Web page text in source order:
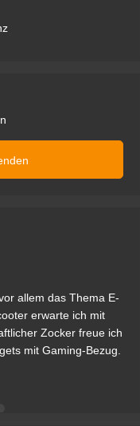
allem das Thema E-
erwarte ich mit
Zocker freue ich
mit Gaming-Bezug.